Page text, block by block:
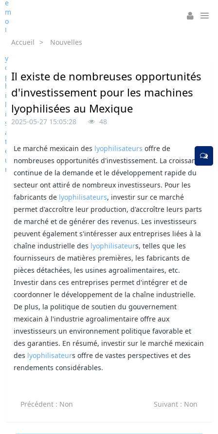
Accueil > Nouvelles
Il existe de nombreuses opportunités
d'investissement pour les machines
lyophilisées au Mexique
2025-05-27 15:05:28 48
Le marché mexicain des lyophilisateurs offre de
nombreuses opportunités d'investissement. La croissance
continue de la demande et le développement rapide du
secteur ont attiré de nombreux investisseurs. Pour les
fabricants de lyophilisateurs, investir sur ce marché
permet d'accroître leur production, d'accroître leurs parts
de marché et de générer des revenus. Les investisseurs
peuvent également s'intéresser aux entreprises liées à la
chaîne industrielle des lyophilisateurs, telles que les
fournisseurs de matières premières, les fabricants de
pièces détachées, les usines agroalimentaires, etc.
Investir dans ces entreprises permet d'intégrer et de
coordonner le développement de la chaîne industrielle.
De plus, la politique de soutien du gouvernement
mexicain à l'industrie agroalimentaire offre aux
investisseurs un environnement politique favorable et
des garanties. En résumé, investir sur le marché mexicain
des lyophilisateurs offre de vastes perspectives et des
rendements considérables.
Précédent : Non Suivant : Non